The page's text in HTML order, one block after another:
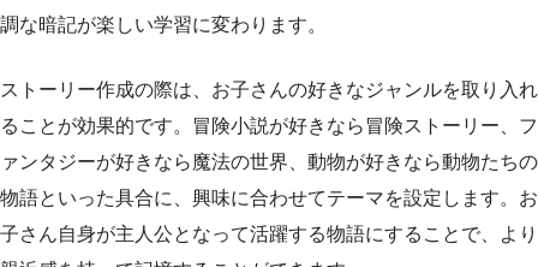
調な暗記が楽しい学習に変わります。
ストーリー作成の際は、お子さんの好きなジャンルを取り入れ
ることが効果的です。冒険小説が好きなら冒険ストーリー、フ
ァンタジーが好きなら魔法の世界、動物が好きなら動物たちの
物語といった具合に、興味に合わせてテーマを設定します。お
子さん自身が主人公となって活躍する物語にすることで、より